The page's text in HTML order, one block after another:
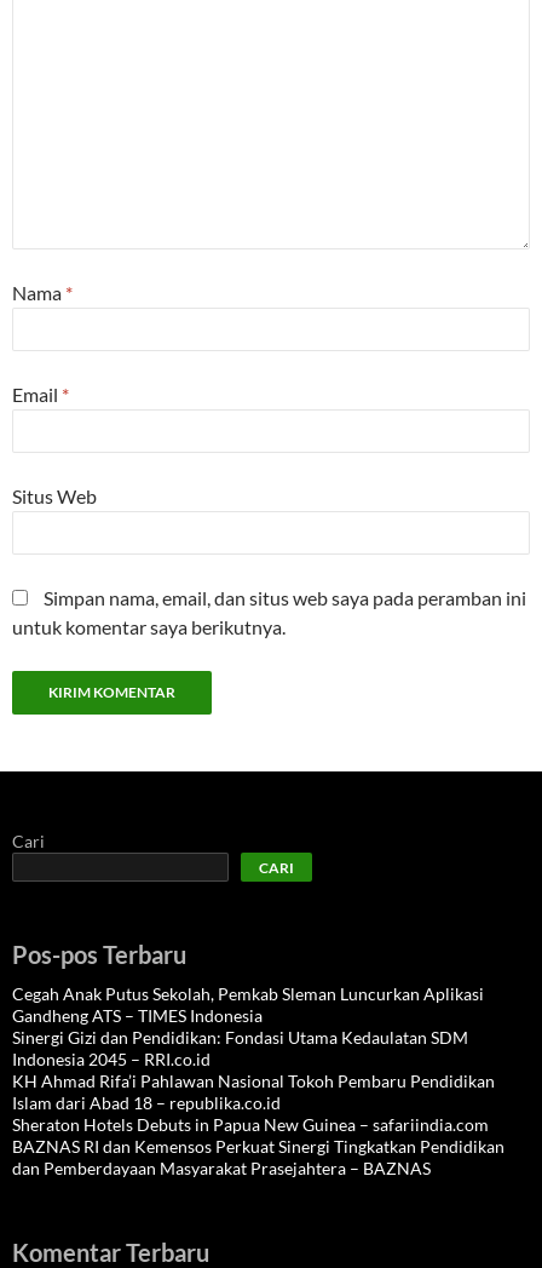
Nama *
Email *
Situs Web
Simpan nama, email, dan situs web saya pada peramban ini
untuk komentar saya berikutnya.
Cari
CARI
Pos-pos Terbaru
Cegah Anak Putus Sekolah, Pemkab Sleman Luncurkan Aplikasi
Gandheng ATS – TIMES Indonesia
Sinergi Gizi dan Pendidikan: Fondasi Utama Kedaulatan SDM
Indonesia 2045 – RRI.co.id
KH Ahmad Rifa’i Pahlawan Nasional Tokoh Pembaru Pendidikan
Islam dari Abad 18 – republika.co.id
Sheraton Hotels Debuts in Papua New Guinea – safariindia.com
BAZNAS RI dan Kemensos Perkuat Sinergi Tingkatkan Pendidikan
dan Pemberdayaan Masyarakat Prasejahtera – BAZNAS
Komentar Terbaru